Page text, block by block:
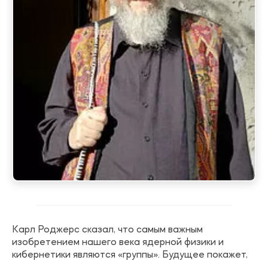
Карл Роджерс сказал, что самым важным
изобретением нашего века ядерной физики и
кибернетики являются «группы». Будущее покажет,